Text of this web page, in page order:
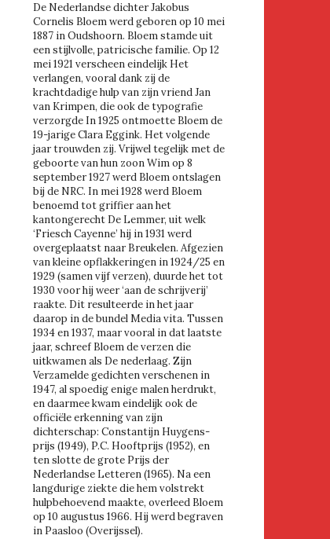
De Nederlandse dichter Jakobus
Cornelis Bloem werd geboren op 10 mei
1887 in Oudshoorn. Bloem stamde uit
een stijlvolle, patricische familie. Op 12
mei 1921 verscheen eindelijk Het
verlangen, vooral dank zij de
krachtdadige hulp van zijn vriend Jan
van Krimpen, die ook de typografie
verzorgde In 1925 ontmoette Bloem de
19-jarige Clara Eggink. Het volgende
jaar trouwden zij. Vrijwel tegelijk met de
geboorte van hun zoon Wim op 8
september 1927 werd Bloem ontslagen
bij de NRC. In mei 1928 werd Bloem
benoemd tot griffier aan het
kantongerecht De Lemmer, uit welk
‘Friesch Cayenne’ hij in 1931 werd
overgeplaatst naar Breukelen. Afgezien
van kleine opflakkeringen in 1924/25 en
1929 (samen vijf verzen), duurde het tot
1930 voor hij weer ‘aan de schrijverij’
raakte. Dit resulteerde in het jaar
daarop in de bundel Media vita. Tussen
1934 en 1937, maar vooral in dat laatste
jaar, schreef Bloem de verzen die
uitkwamen als De nederlaag. Zijn
Verzamelde gedichten verschenen in
1947, al spoedig enige malen herdrukt,
en daarmee kwam eindelijk ook de
officiële erkenning van zijn
dichterschap: Constantijn Huygens-
prijs (1949), P.C. Hooftprijs (1952), en
ten slotte de grote Prijs der
Nederlandse Letteren (1965). Na een
langdurige ziekte die hem volstrekt
hulpbehoevend maakte, overleed Bloem
op 10 augustus 1966. Hij werd begraven
in Paasloo (Overijssel).